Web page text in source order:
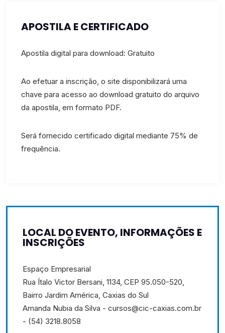
APOSTILA E CERTIFICADO
Apostila digital para download: Gratuito
Ao efetuar a inscrição, o site disponibilizará uma
chave para acesso ao download gratuito do arquivo
da apostila, em formato PDF.
Será fornecido certificado digital mediante 75% de
frequência.
LOCAL DO EVENTO, INFORMAÇÕES E
INSCRIÇÕES
Espaço Empresarial
Rua Ítalo Victor Bersani, 1134, CEP 95.050-520,
Bairro Jardim América, Caxias do Sul
Amanda Nubia da Silva - cursos@cic-caxias.com.br
- (54) 3218.8058